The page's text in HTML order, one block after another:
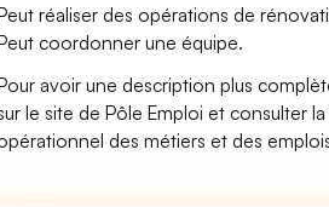
réaliser des opérations de
coordonner une équipe.
avoir une description plus
le site de Pôle Emploi et consulter
des métiers et des